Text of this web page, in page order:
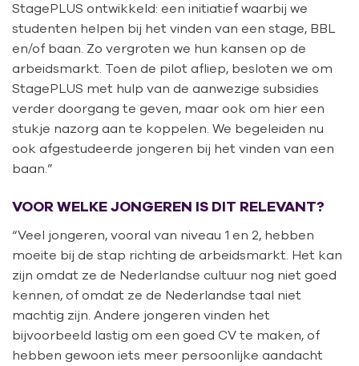
StagePLUS ontwikkeld: een initiatief waarbij we
studenten helpen bij het vinden van een stage, BBL
en/of baan. Zo vergroten we hun kansen op de
arbeidsmarkt. Toen de pilot afliep, besloten we om
StagePLUS met hulp van de aanwezige subsidies
verder doorgang te geven, maar ook om hier een
stukje nazorg aan te koppelen. We begeleiden nu
ook afgestudeerde jongeren bij het vinden van een
baan.”
VOOR WELKE JONGEREN IS DIT RELEVANT?
“Veel jongeren, vooral van niveau 1 en 2, hebben
moeite bij de stap richting de arbeidsmarkt. Het kan
zijn omdat ze de Nederlandse cultuur nog niet goed
kennen, of omdat ze de Nederlandse taal niet
machtig zijn. Andere jongeren vinden het
bijvoorbeeld lastig om een goed CV te maken, of
hebben gewoon iets meer persoonlijke aandacht